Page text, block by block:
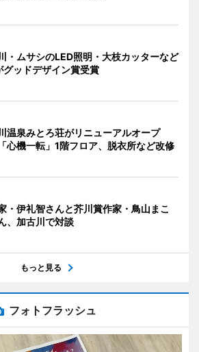
・ムサシのLED照明・大枝カッターなど
グッドデザイン賞受賞
温泉みとろ荘がリニューアルオープ
機一転」1階フロア、脱衣所など改修
・伊礼智さんと芥川賞作家・鳥山まこ
、加古川で対談
もっと見る
フォトフラッシュ